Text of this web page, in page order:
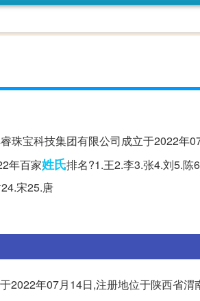
珠宝科技集团有限公司成立于2022年
年百家姓氏排名?1.王2.李3.张4.刘5.陈
宋25.唐
2022年07月14日,注册地位于陕西省渭